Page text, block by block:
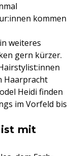
kommen
weiteres
gern kürzer.
Haarpracht
Heidi finden
im Vorfeld bis
ist mit